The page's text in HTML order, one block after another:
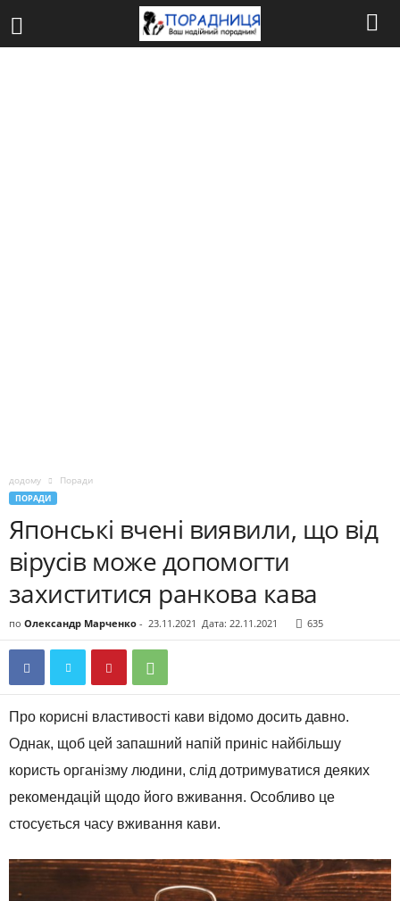
додому Поради
ПОРАДИ
Японські вчені виявили, що від
вірусів може допомогти
захиститися ранкова кава
по Олександр Марченко - 23.11.2021 Дата: 22.11.2021 635
Про корисні властивості кави відомо досить давно.
Однак, щоб цей запашний напій приніс найбільшу
користь організму людини, слід дотримуватися деяких
рекомендацій щодо його вживання. Особливо це
стосується часу вживання кави.